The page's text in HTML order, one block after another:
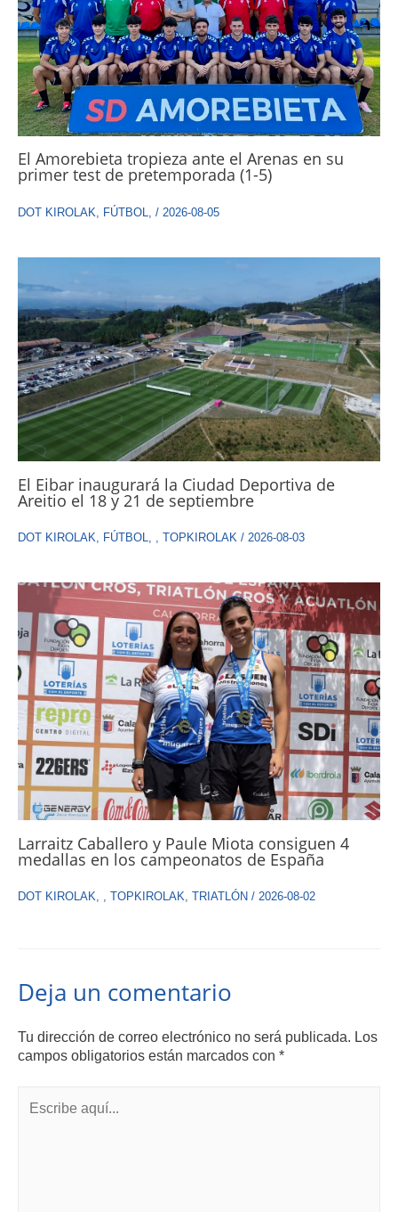
El Amorebieta tropieza ante el Arenas en su
primer test de pretemporada (1-5)
DOT KIROLAK FÚTBOL / 2026-08-05
El Eibar inaugurará la Ciudad Deportiva de
Areitio el 18 y 21 de septiembre
DOT KIROLAK, FÚTBOL, , TOPKIROLAK / 2026-08-03
Larraitz Caballero y Paule Miota consiguen 4
medallas en los campeonatos de España
DOT KIROLAK, , TOPKIROLAK, TRIATLÓN / 2026-08-02
Deja un comentario
Tu dirección de correo electrónico no será publicada. Los
campos obligatorios están marcados con *